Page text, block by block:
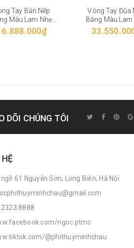
Tay Bản Nếp
Màu Lam Nhẹ
VT-27-006
Vòng Tay Đũa
Băng Màu Lam
VT-27-005
DÕI CHÚNG TÔI
61 Nguyễn Sơn, Long Biên, Hà Nội
ngoc.ptmc
@phithuyminhchau